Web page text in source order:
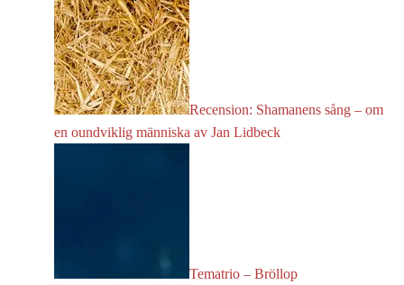
Recension: Shamanens sång – om
en oundviklig människa av Jan Lidbeck
Tematrio – Bröllop